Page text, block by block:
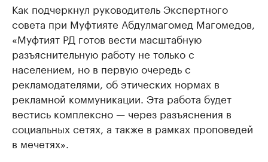
Как подчеркнул руководитель Экспертного
совета при Муфтияте Абдулмагомед Магомедов,
«Муфтият РД готов вести масштабную
разъяснительную работу не только с
населением, но в первую очередь с
рекламодателями, об этических нормах в
рекламной коммуникации. Эта работа будет
вестись комплексно — через разъяснения в
социальных сетях, а также в рамках проповедей
в мечетях».